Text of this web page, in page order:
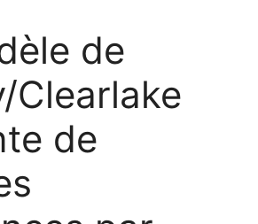
de
Clearlake
de